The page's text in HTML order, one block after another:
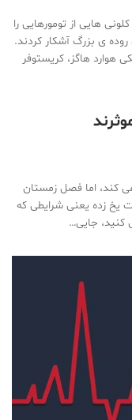
هایی از تومورهایی را
ی بزرگ آشکار کردند.
هاگز، کریستوفر
کند، اما فصل زمستان
یخ زده یعنی شرایطی که
جایی…